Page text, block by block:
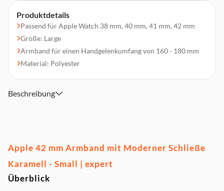
Produktdetails
Passend für Apple Watch 38 mm, 40 mm, 41 mm, 42 mm
Größe: Large
Armband für einen Handgelenkumfang von 160 - 180 mm
Material: Polyester
Beschreibung
Apple 42 mm Armband mit Moderner Schließe
Karamell - Small | expert
Überblick